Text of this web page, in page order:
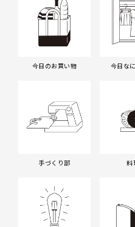
今日のお買い物 今日な
手づくり部 料